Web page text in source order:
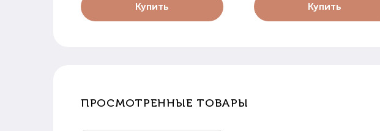
Купить Купить
ПРОСМОТРЕННЫЕ ТОВАРЫ